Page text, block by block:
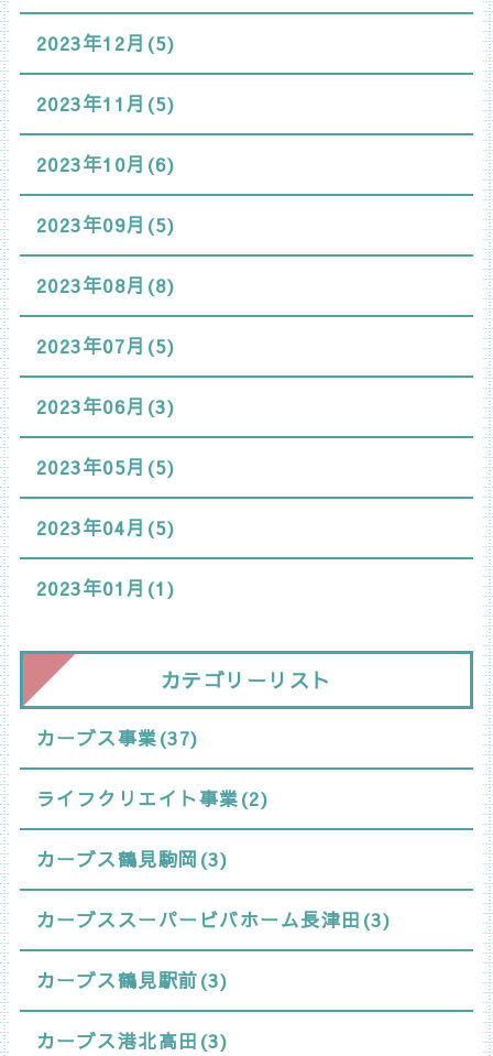
2023年12月(5)
2023年11月(5)
2023年10月(6)
2023年09月(5)
2023年08月(8)
2023年07月(5)
2023年06月(3)
2023年05月(5)
2023年04月(5)
2023年01月(1)
カテゴリーリスト
カーブス事業(37)
ライフクリエイト事業(2)
カーブス鶴見駒岡(3)
カーブススーパービバホーム長津田(3)
カーブス鶴見駅前(3)
カーブス港北高田(3)